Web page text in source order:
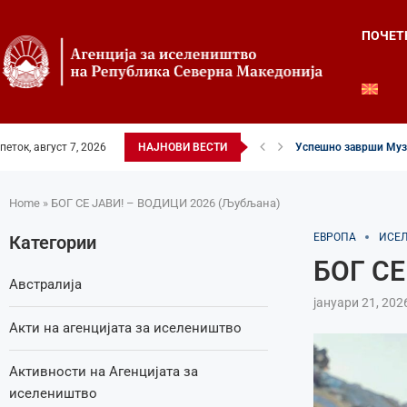
петок, август 7, 2026 НАЈНОВИ ВЕСТИ Четвртиот ден од
Home » БОГ СЕ ЈАВИ! – ВОДИЦИ 2026 (Љубљана)
ЕВРОПА
БОГ
јануари 21,
Категории
Австралија
Акти на агенцијата за иселеништво
Активности на Агенцијата за
иселеништво